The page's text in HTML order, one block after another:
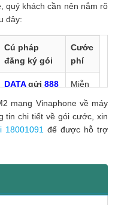
quý khách cần nên nắm rõ
đây:
Cú pháp
đăng ký gói
Cước
phí
DATAgửi 888
Miễn
HUY M2gửi
888
Miễn
phí
mạng Vinaphone về máy
tin chi tiết về gói cước, xin
18001091 để được hỗ trợ